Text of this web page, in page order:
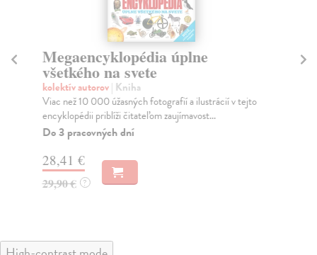
Megaencyklopédia úplne
všetkého na svete
kolektív autorov| Kniha
Viac než 10 000 úžasných fotografií a ilustrácií v tejto
encyklopédii priblíži čitateľom zaujímavost...
Do 3 pracovných dní
28,41 €
29,90 € ?